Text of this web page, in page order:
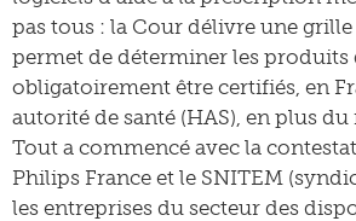
pas tous : la Cour délivre une
permet de déterminer les
obligatoirement être certifiés, en
autorité de santé (HAS), en plus du
Tout a commencé avec la
Philips France et le SNITEM
les entreprises du secteur des